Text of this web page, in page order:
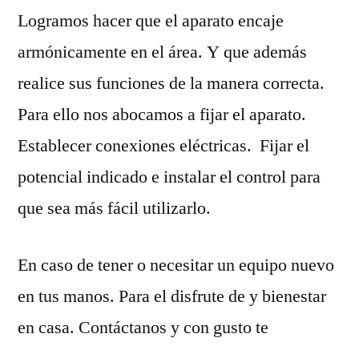
Logramos hacer que el aparato encaje
armónicamente en el área. Y que además
realice sus funciones de la manera correcta.
Para ello nos abocamos a fijar el aparato.
Establecer conexiones eléctricas. Fijar el
potencial indicado e instalar el control para
que sea más fácil utilizarlo.
En caso de tener o necesitar un equipo nuevo
en tus manos. Para el disfrute de y bienestar
en casa. Contáctanos y con gusto te